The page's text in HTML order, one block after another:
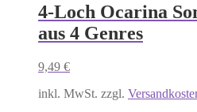
Optionen
können
auf
werden
4-Loch Ocarina
aus 4 Genres
9,49 €
inkl. MwSt. zzgl.